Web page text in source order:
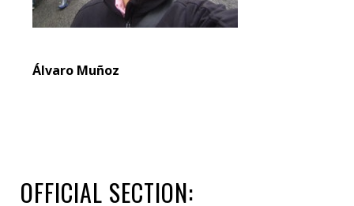
Álvaro Muñoz
OFFICIAL SECTION: